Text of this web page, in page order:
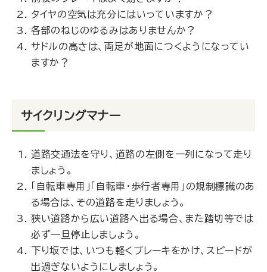
タイヤの空気は充分にはいっていますか？
各部のねじのゆるみはありませんか？
サドルの高さは、両足が地面につくようになってい
ますか？
サイクリングマナー
道路交通法を守り、道路の左側を一列になって走り
ましょう。
「自転車専用」「自転車・歩行者専用」の規制標識のあ
る場合は、その道路を走りましょう。
狭い道路から広い道路へ出る場合、また踏切等では
必ず一旦停止しましょう。
下り坂では、いつも軽くブレーキをかけ、スピードが
出過ぎないようにしましょう。